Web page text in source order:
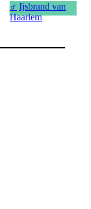
♂ Ijsbrand van
Haarlem